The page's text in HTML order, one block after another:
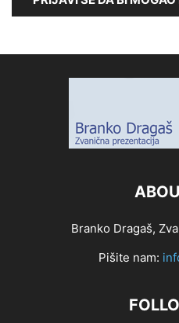
Branko Dragaš,
Pišite nam: